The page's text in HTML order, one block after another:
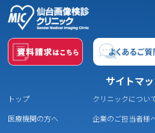
サイトマ
トップ クリニックについ
医療機関の方へ
企業のご担当者様